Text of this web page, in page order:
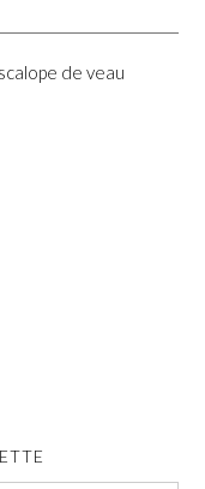
de veau